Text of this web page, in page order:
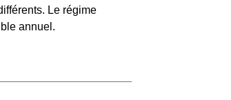
Le régime
annuel.